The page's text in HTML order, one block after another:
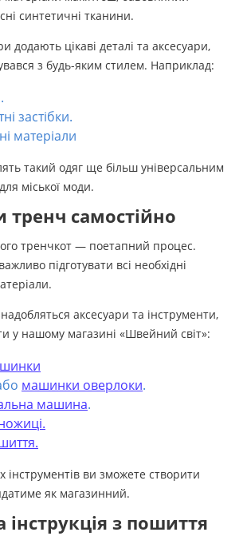
синтетичні тканини.
додають цікаві деталі та аксесуари,
з будь-яким стилем. Наприклад:
застібки.
матеріали
такий одяг ще більш універсальним
міської моди.
самостійно
тренчкот — поетапний процес.
підготувати всі необхідні
аксесуари та інструменти,
у нашому магазині «Швейний світ»:
машинки оверлоки.
машина.
ви зможете створити
як магазинний.
інструкція з пошиття